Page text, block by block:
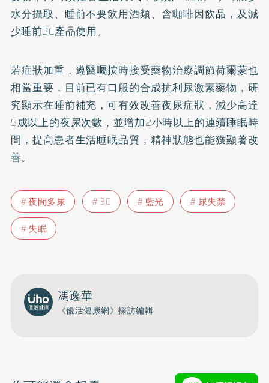
水分攝取、睡前不要飲用酒類、含咖啡因飲品，及減
少睡前3C產品使用。
若症狀加重，遵醫囑按時接受藥物治療調節荷爾蒙也
相當重要，目前已有口服的合成抗利尿激素藥物，研
究顯示在睡前補充，可有效改善夜尿症狀，減少高達
5成以上的夜尿次數，並增加2小時以上的連續睡眠時
間，提高患者生活睡眠品質，精神狀態也能獲顯著改
善。
夜間多尿 3C 藍光
尿失禁
失眠
馮逸華
《優活健康網》採訪編輯